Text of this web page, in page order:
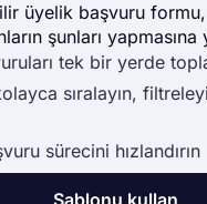
üyelik başvuru formu,
şunları yapmasına
tek bir yerde
sıralayın,
sürecini hızlandırın
Şablonu kullan